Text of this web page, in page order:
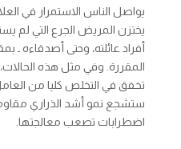
يواصل الناس الاستمرار في
يختزن المريض الجرع التي لم
أفراد عائلته، وحتى أصدقاءه ـ
المقررة. وفي مثل هذه
تخفق في التخلص كليا من
ستشجع نمو أشد الذراري
اضطرابات تصعب معالجتها.